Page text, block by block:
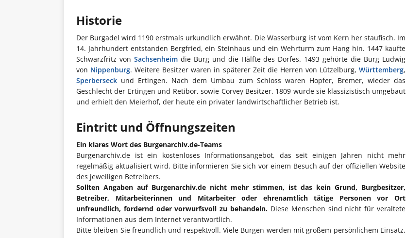
Historie
Der Burgadel wird 1190 erstmals urkundlich erwähnt. Die Wasserburg ist vom Kern her staufisch. Im
14. Jahrhundert entstanden Bergfried, ein Steinhaus und ein Wehrturm zum Hang hin. 1447 kaufte
Schwarzfritz von Sachsenheimdie Burg und die Hälfte des Dorfes. 1493 gehörte die Burg Ludwig
von Nippenburg. Weitere Besitzer waren in späterer Zeit die Herren von Lützelburg,Württemberg,
Sperberseck und Ertingen. Nach dem Umbau zum Schloss waren Hopfer, Bremer, wieder das
Geschlecht der Ertingen und Retibor, sowie Corvey Besitzer. 1809 wurde sie klassizistisch umgebaut
und erhielt den Meierhof, der heute ein privater landwirtschaftlicher Betrieb ist.
Eintritt und Öffnungszeiten
Ein klares Wort des Burgenarchiv.de-Teams
Burgenarchiv.de ist ein kostenloses Informationsangebot, das seit einigen Jahren nicht mehr
regelmäßig aktualisiert wird. Bitte informieren Sie sich vor einem Besuch auf der offiziellen Website
des jeweiligen Betreibers.
Sollten Angaben auf Burgenarchiv.de nicht mehr stimmen, ist das kein Grund, Burgbesitzer,
Betreiber, Mitarbeiterinnen und Mitarbeiter oder ehrenamtlich tätige Personen vor Ort
unfreundlich, fordernd oder vorwurfsvoll zu behandeln. Diese Menschen sind nicht für veraltete
Informationen aus dem Internet verantwortlich.
Bitte bleiben Sie freundlich und respektvoll. Viele Burgen werden mit großem persönlichem Einsatz,